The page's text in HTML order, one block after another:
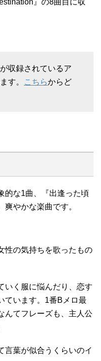
』の8曲目に収
収録されているア
す。
こちらからど
的な1曲、『出逢った頃
やかな楽曲です。
性の気持ちを歌ったもの
いく服に悩んだり、恋す
ています。1番Bメロ最
んてフレーズも、主人公
言葉が似合うくらいのイ